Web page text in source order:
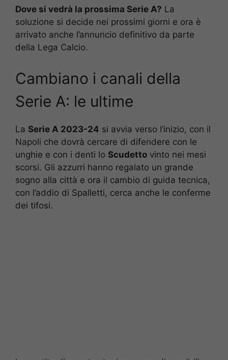
Dove si vedrà la prossima Serie A? La
soluzione si decide nei prossimi giorni e ora è
arrivato anche l’annuncio definitivo da parte
della Lega Calcio.
Cambiano i canali della
Serie A: le ultime
La Serie A 2023-24 si avvia verso l’inizio, con il
Napoli che dovrà cercare di difendere con le
unghie e con i denti lo Scudetto vinto nei mesi
scorsi. Gli azzurri hanno regalato un grande
sogno alla città e ora il cambio di guida tecnica,
con l’addio di Spalletti, cerca anche le conferme
dei tifosi.